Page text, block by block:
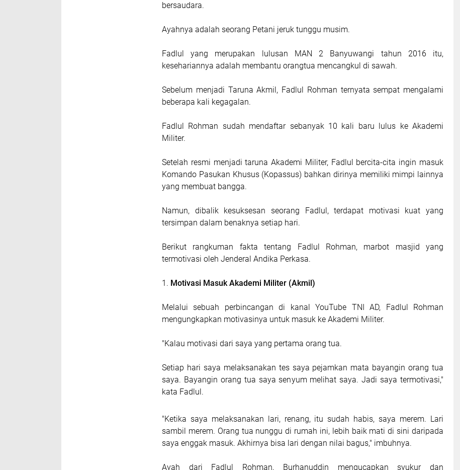
bersaudara.
Ayahnya adalah seorang Petani jeruk tunggu musim.
Fadlul yang merupakan lulusan MAN 2 Banyuwangi tahun 2016 itu,
kesehariannya adalah membantu orangtua mencangkul di sawah.
Sebelum menjadi Taruna Akmil, Fadlul Rohman ternyata sempat mengalami
beberapa kali kegagalan.
Fadlul Rohman sudah mendaftar sebanyak 10 kali baru lulus ke Akademi
Militer.
Setelah resmi menjadi taruna Akademi Militer, Fadlul bercita-cita ingin masuk
Komando Pasukan Khusus (Kopassus) bahkan dirinya memiliki mimpi lainnya
yang membuat bangga.
Namun, dibalik kesuksesan seorang Fadlul, terdapat motivasi kuat yang
tersimpan dalam benaknya setiap hari.
Berikut rangkuman fakta tentang Fadlul Rohman, marbot masjid yang
termotivasi oleh Jenderal Andika Perkasa.
1. Motivasi Masuk Akademi Militer (Akmil)
Melalui sebuah perbincangan di kanal YouTube TNI AD, Fadlul Rohman
mengungkapkan motivasinya untuk masuk ke Akademi Militer.
"Kalau motivasi dari saya yang pertama orang tua.
Setiap hari saya melaksanakan tes saya pejamkan mata bayangin orang tua
saya. Bayangin orang tua saya senyum melihat saya. Jadi saya termotivasi,"
kata Fadlul.
"Ketika saya melaksanakan lari, renang, itu sudah habis, saya merem. Lari
sambil merem. Orang tua nunggu di rumah ini, lebih baik mati di sini daripada
saya enggak masuk. Akhirnya bisa lari dengan nilai bagus," imbuhnya.
Ayah dari Fadlul Rohman, Burhanuddin mengucapkan syukur dan